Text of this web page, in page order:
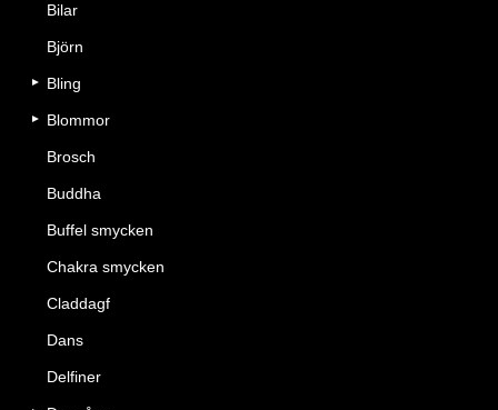
Bilar
Björn
Bling
Blommor
Brosch
Buddha
Buffel smycken
Chakra smycken
Claddagf
Dans
Delfiner